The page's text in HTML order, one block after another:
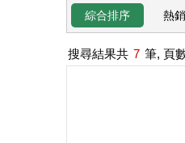
綜合排序 熱
搜尋結果共 7 筆, 頁